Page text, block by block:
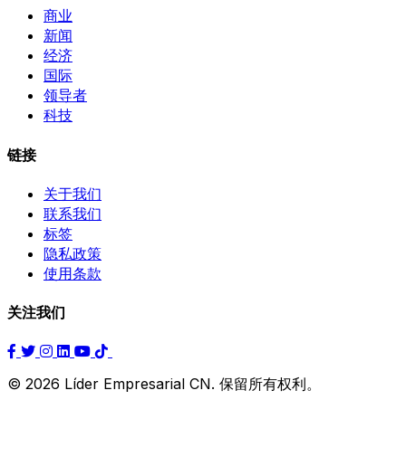
商业
新闻
经济
国际
领导者
科技
链接
关于我们
联系我们
标签
隐私政策
使用条款
关注我们
© 2026 Líder Empresarial CN. 保留所有权利。